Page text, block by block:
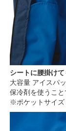
シートに腰掛け
大容量 アイスパ
保冷剤を使うこと
※ポケットサイズ